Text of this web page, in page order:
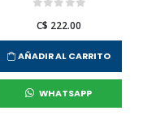
C$ 222.00
AÑADIR AL CARRITO
WHATSAPP